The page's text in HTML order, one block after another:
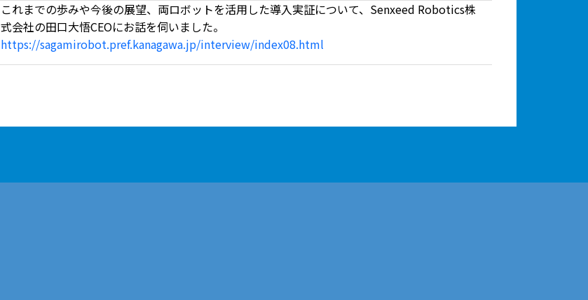
これまでの歩みや今後の展望、両ロボットを活用した導入実証について、Senxeed Robotics株
式会社の田口大悟CEOにお話を伺いました。
https://sagamirobot.pref.kanagawa.jp/interview/index08.html